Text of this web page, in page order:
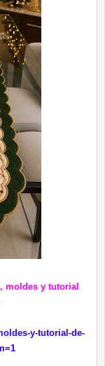
moldes y tutorial
y-tutorial-de-